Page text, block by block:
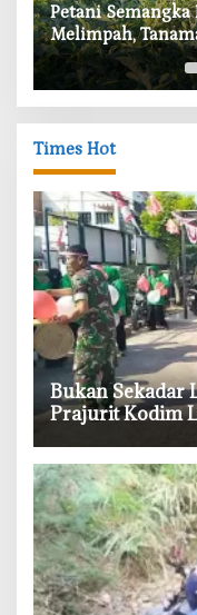
Petani
Melimpah,
Subur
Times Hot
‎Bukan Sekadar
Prajurit Kodim